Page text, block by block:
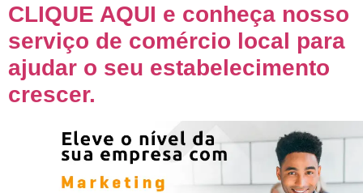
CLIQUE AQUI e conheça nosso
serviço de comércio local para
ajudar o seu estabelecimento
crescer. ­­­­­